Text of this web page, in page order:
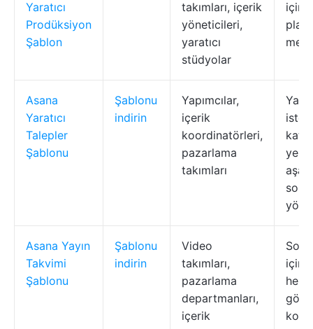
Yaratıcı
Prodüksiyon
Şablon
takımları, içerik
yöneticileri,
yaratıcı
stüdyolar
için
plan
Asana
Yaratıcı
Talepler
Şablonu
Şablonu
indirin
Yapımcılar,
içerik
koordinatörleri,
pazarlama
takımları
Asana Yayın
Takvimi
Şablonu
Şablonu
indirin
Video
takımları,
pazarlama
departmanları,
içerik
Son
için
her